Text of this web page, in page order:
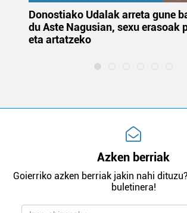
Donostiako Udalak arreta gune
du Aste Nagusian, sexu erasoak
eta artatzeko
Azken berriak
Goierriko azken berriak jakin nahi
buletinera!